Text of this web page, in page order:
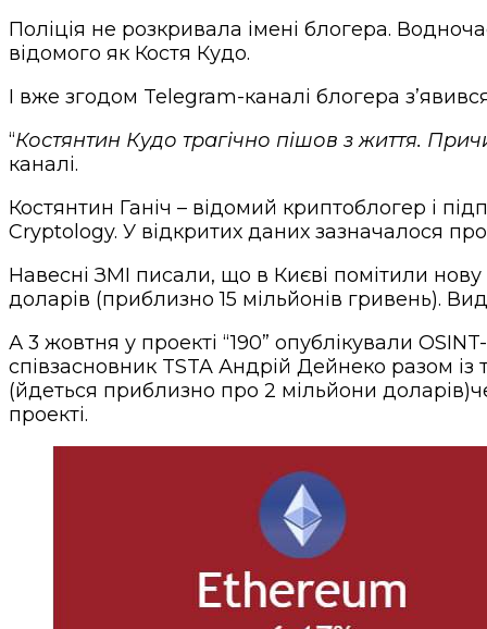
Поліція не розкривала імені блогера.
відомого як Костя Кудо.
І вже згодом Telegram-каналі блогера
“Костянтин Кудо трагічно пішов з життя.
каналі.
Костянтин Ганіч – відомий криптоблогер і
Cryptology. У відкритих даних зазначалося
Навесні ЗМІ писали, що в Києві помітили
доларів (приблизно 15 мільйонів гривень).
А 3 жовтня у проекті “190” опублікували
співзасновник TSTA Андрій Дейнеко разом
(йдеться приблизно про 2 мільйони
проекті.